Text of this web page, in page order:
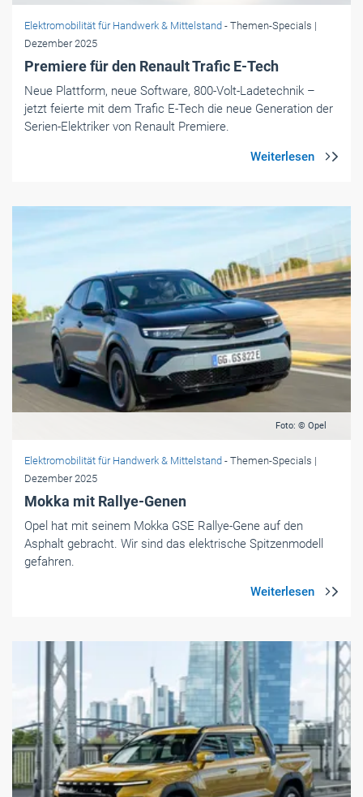
Elektromobilität für Handwerk & Mittelstand - Themen-Specials |
Dezember 2025
Premiere für den Renault Trafic E-Tech
Neue Plattform, neue Software, 800-Volt-Ladetechnik –
jetzt feierte mit dem Trafic E-Tech die neue Generation der
Serien-Elektriker von Renault Premiere.
Foto: © Opel
Elektromobilität für Handwerk & Mittelstand - Themen-Specials |
Dezember 2025
Mokka mit Rallye-Genen
Opel hat mit seinem Mokka GSE Rallye-Gene auf den
Asphalt gebracht. Wir sind das elektrische Spitzenmodell
gefahren.